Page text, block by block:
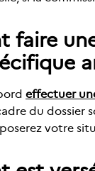
faire
effectuer
du dossier
votre